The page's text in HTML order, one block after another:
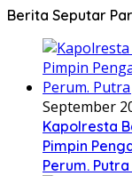
Berita Seputar
September
Kapolresta
Pimpin
Perum.